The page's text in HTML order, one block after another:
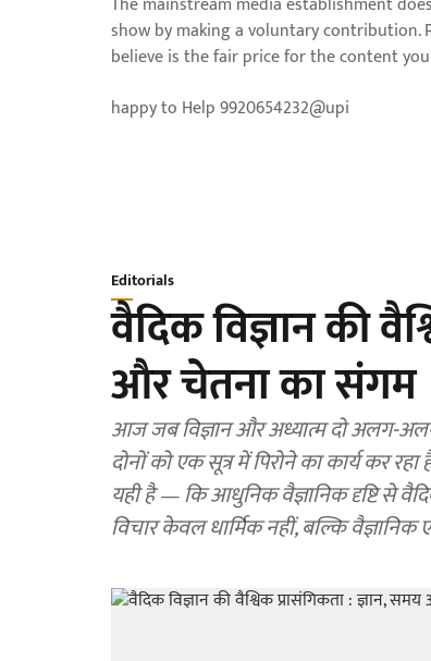
show by making a voluntary contribution.
believe is the fair price for the content
happy to Help 9920654232@upi
Editorials
वैदिक विज्ञान की
और चेतना का संगम
आज जब विज्ञान और अध्यात्म दो अलग-
दोनों को एक सूत्र में पिरोने का कार्य कर
यही है — कि आधुनिक वैज्ञानिक दृष्टि से
विचार केवल धार्मिक नहीं, बल्कि वैज्ञानिक